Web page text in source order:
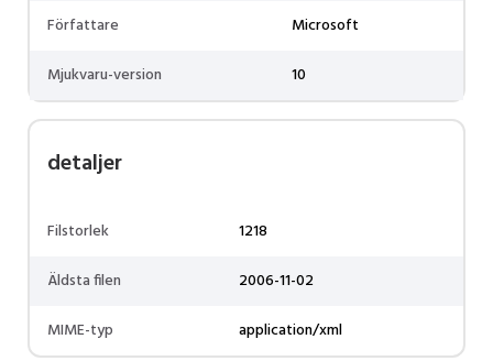
Författare
Microsoft
Mjukvaru-version
10
detaljer
Filstorlek
1218
Äldsta filen
2006-11-02
MIME-typ
application/xml